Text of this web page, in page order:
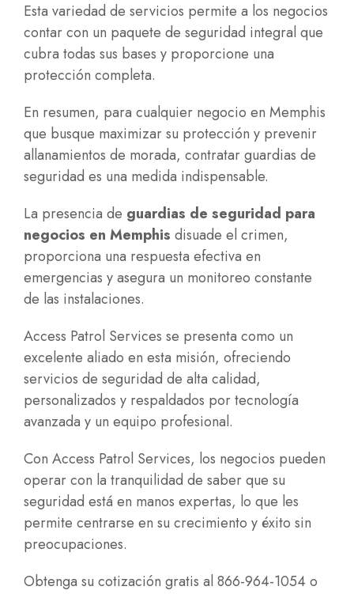
Esta variedad de servicios permite a los negocios
contar con un paquete de seguridad integral que
cubra todas sus bases y proporcione una
protección completa.
En resumen, para cualquier negocio en Memphis
que busque maximizar su protección y prevenir
allanamientos de morada, contratar guardias de
seguridad es una medida indispensable.
La presencia de guardias de seguridad para
negocios en Memphis disuade el crimen,
proporciona una respuesta efectiva en
emergencias y asegura un monitoreo constante
de las instalaciones.
Access Patrol Services se presenta como un
excelente aliado en esta misión, ofreciendo
servicios de seguridad de alta calidad,
personalizados y respaldados por tecnología
avanzada y un equipo profesional.
Con Access Patrol Services, los negocios pueden
operar con la tranquilidad de saber que su
seguridad está en manos expertas, lo que les
permite centrarse en su crecimiento y éxito sin
preocupaciones.
Obtenga su cotización gratis al 866-964-1054 o